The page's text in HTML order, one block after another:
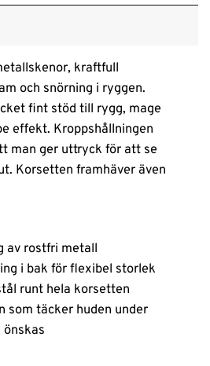
kraftfull
och snörning i ryggen.
fint stöd till rygg, mage
effekt. Kroppshållningen
man ger uttryck för att se
Korsetten framhäver även
av rostfri metall
i bak för flexibel storlek
runt hela korsetten
som täcker huden under
önskas